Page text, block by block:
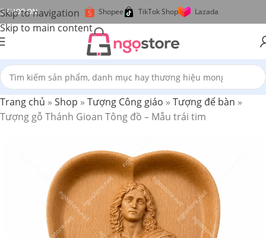
Skip to navigation
Skip to main content
SHOP ON Shopee TikTok Shop Lazada
Trang chủ » Shop » Tượng Công giáo » Tượng để bàn »
Tượng gỗ Thánh Gioan Tông đồ – Mẫu trái tim